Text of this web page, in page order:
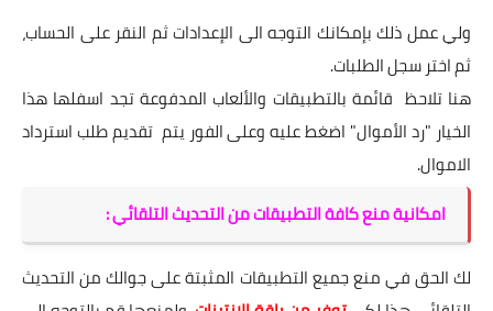
ولي عمل ذلك بإمكانك التوجه الى الإعدادات ثم النقر على الحساب،
ثم اختر سجل الطلبات.
هنا تلاحظ قائمة بالتطبيقات والألعاب المدفوعة تجد اسفلها هذا
الخيار "رد الأموال" اضغط عليه وعلى الفور يتم تقديم طلب استرداد
الاموال.
امكانية منع كافة التطبيقات من التحديث التلقائي :
لك الحق في منع جميع التطبيقات المثبتة على جوالك من التحديث